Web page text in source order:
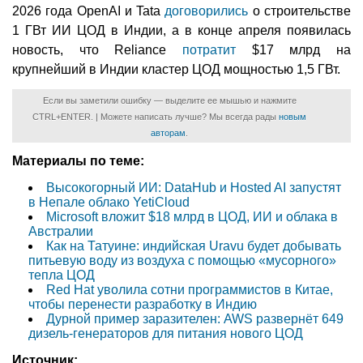
2026 года OpenAI и Tata договорились о строительстве
1 ГВт ИИ ЦОД в Индии, а в конце апреля появилась
новость, что Reliance потратит $17 млрд на
крупнейший в Индии кластер ЦОД мощностью 1,5 ГВт.
Если вы заметили ошибку — выделите ее мышью и нажмите
CTRL+ENTER. | Можете написать лучше? Мы всегда рады новым
авторам
Материалы по теме:
Высокогорный ИИ: DataHub и Hosted AI запустят
в Непале облако YetiCloud
Microsoft вложит $18 млрд в ЦОД, ИИ и облака в
Австралии
Как на Татуине: индийская Uravu будет добывать
питьевую воду из воздуха с помощью «мусорного»
тепла ЦОД
Red Hat уволила сотни программистов в Китае,
чтобы перенести разработку в Индию
Дурной пример заразителен: AWS развернёт 649
дизель-генераторов для питания нового ЦОД